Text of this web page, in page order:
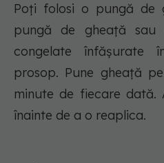
Poți folosi o pungă de
pungă de gheață
congelate înfășurate
prosop. Pune gheață
minute de fiecare dată.
înainte de a o reaplica.